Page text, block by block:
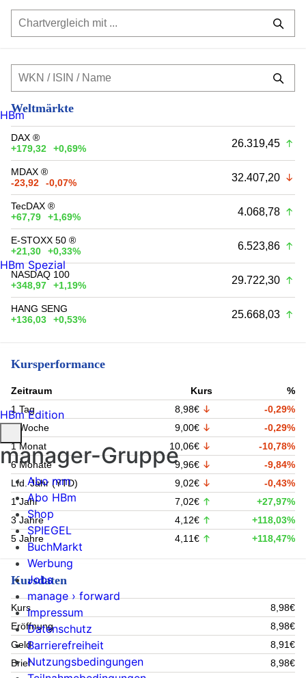
Weltmärkte
DAX ®
+179,32
+0,69% 26.319,45
MDAX ®
-23,92
-0,07% 32.407,20
TecDAX ®
+67,79
+1,69% 4.068,78
E-STOXX 50 ®
+21,30
+0,33% 6.523,86
NASDAQ 100
+348,97
+1,19% 29.722,30
HANG SENG
+136,03
+0,53% 25.668,03
Kursperformance
Zeitraum Kurs
%
1 Tag
8,98€
-0,29%
1 Woche
9,00€
-0,29%
1 Monat
10,06€
-10,78%
6 Monate
9,96€
-9,84%
Lfd. Jahr (YTD)
9,02€
-0,43%
1 Jahr
7,02€
+27,97%
3 Jahre
4,12€
+118,03%
5 Jahre
4,11€ +118,47%
Kursdaten
Kurs
8,98€
Eröffnung
8,98€
Geld
8,91€
Brief
8,98€
HBm
HBm Spezial
HBm Edition
manager-Gruppe
Abo mm
Abo HBm
Shop
SPIEGEL
BuchMarkt
Werbung
Jobs
manage › forward
Impressum
Datenschutz
Barrierefreiheit
Nutzungsbedingungen